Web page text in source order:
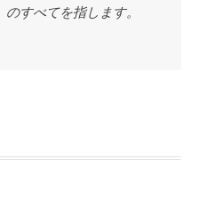
のすべてを指します。